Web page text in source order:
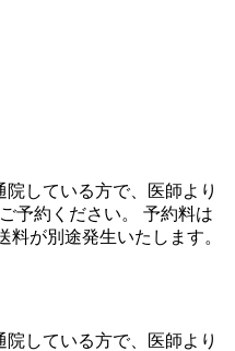
している方で、医師より
予約ください。 予約料は
料が別途発生いたします。
している方で、医師より